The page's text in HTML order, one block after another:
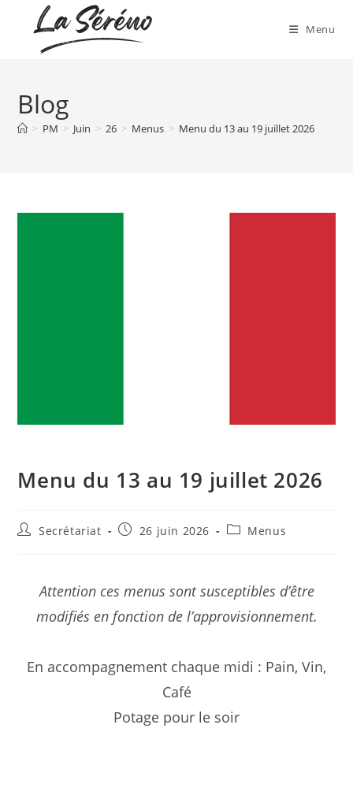
Menu
Blog
> PM > Juin > 26 > Menus > Menu du 13 au 19 juillet 2026
Menu du 13 au 19 juillet 2026
Secrétariat 26 juin 2026 Menus
Attention ces menus sont susceptibles d’être
modifiés en fonction de l’approvisionnement.
En accompagnement chaque midi : Pain, Vin,
Café
Potage pour le soir